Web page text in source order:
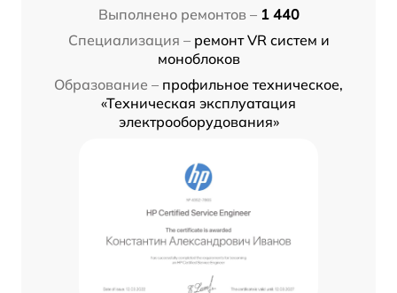
Выполнено ремонтов – 1 440
Специализация – ремонт VR систем и
моноблоков
Образование – профильное техническое,
«Техническая эксплуатация
электрооборудования»